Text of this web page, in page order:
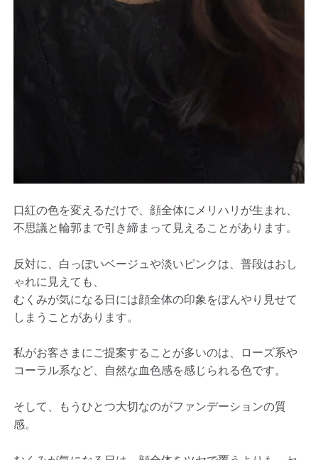
口紅の色を変えるだけで、顔全体にメリハリが生まれ、
不思議と輪郭まで引き締まって見えることがあります。
反対に、白っぽいベージュや淡いピンクは、普段はおし
ゃれに見えても、
むくみが気になる日には顔全体の印象をぼんやり見せて
しまうことがあります。
私がお客さまにご提案することが多いのは、ローズ系や
コーラル系など、自然な血色感を感じられる色です。
そして、もうひとつ大切なのがファンデーションの質
感。